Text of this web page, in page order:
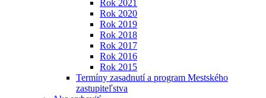
Rok 2021
Rok 2020
Rok 2019
Rok 2018
Rok 2017
Rok 2016
Rok 2015
Termíny zasadnutí a program Mestského
zastupiteľstva